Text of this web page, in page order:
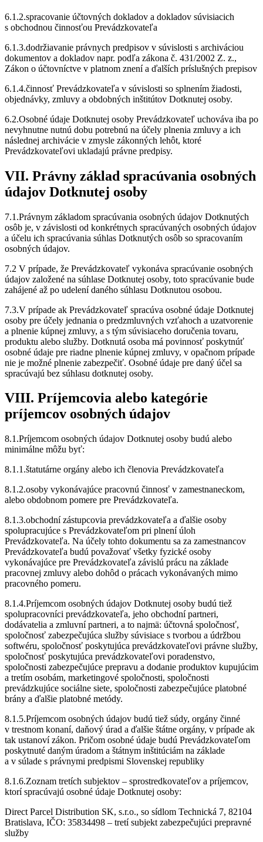
6.1.2.spracovanie účtovných dokladov a dokladov súvisiacich
s obchodnou činnosťou Prevádzkovateľa
6.1.3.dodržiavanie právnych predpisov v súvislosti s archiváciou
dokumentov a dokladov napr. podľa zákona č. 431/2002 Z. z.,
Zákon o účtovníctve v platnom znení a ďalších príslušných prepisov
6.1.4.činnosť Prevádzkovateľa v súvislosti so splnením žiadosti,
objednávky, zmluvy a obdobných inštitútov Dotknutej osoby.
6.2.Osobné údaje Dotknutej osoby Prevádzkovateľ uchováva iba po
nevyhnutne nutnú dobu potrebnú na účely plnenia zmluvy a ich
následnej archivácie v zmysle zákonných lehôt, ktoré
Prevádzkovateľovi ukladajú právne predpisy.
VII. Právny základ spracúvania osobných
údajov Dotknutej osoby
7.1.Právnym základom spracúvania osobných údajov Dotknutých
osôb je, v závislosti od konkrétnych spracúvaných osobných údajov
a účelu ich spracúvania súhlas Dotknutých osôb so spracovaním
osobných údajov.
7.2 V prípade, že Prevádzkovateľ vykonáva spracúvanie osobných
údajov založené na súhlase Dotknutej osoby, toto spracúvanie bude
zahájené až po udelení daného súhlasu Dotknutou osobou.
7.3.V prípade ak Prevádzkovateľ spracúva osobné údaje Dotknutej
osoby pre účely jednania o predzmluvných vzťahoch a uzatvorenie
a plnenie kúpnej zmluvy, a s tým súvisiaceho doručenia tovaru,
produktu alebo služby. Dotknutá osoba má povinnosť poskytnúť
osobné údaje pre riadne plnenie kúpnej zmluvy, v opačnom prípade
nie je možné plnenie zabezpečiť. Osobné údaje pre daný účel sa
spracúvajú bez súhlasu dotknutej osoby.
VIII. Príjemcovia alebo kategórie
príjemcov osobných údajov
8.1.Príjemcom osobných údajov Dotknutej osoby budú alebo
minimálne môžu byť:
8.1.1.štatutárne orgány alebo ich členovia Prevádzkovateľa
8.1.2.osoby vykonávajúce pracovnú činnosť v zamestnaneckom,
alebo obdobnom pomere pre Prevádzkovateľa.
8.1.3.obchodní zástupcovia prevádzkovateľa a ďalšie osoby
spolupracujúce s Prevádzkovateľom pri plnení úloh
Prevádzkovateľa. Na účely tohto dokumentu sa za zamestnancov
Prevádzkovateľa budú považovať všetky fyzické osoby
vykonávajúce pre Prevádzkovateľa závislú prácu na základe
pracovnej zmluvy alebo dohôd o prácach vykonávaných mimo
pracovného pomeru.
8.1.4.Príjemcom osobných údajov Dotknutej osoby budú tiež
spolupracovníci prevádzkovateľa, jeho obchodní partneri,
dodávatelia a zmluvní partneri, a to najmä: účtovná spoločnosť,
spoločnosť zabezpečujúca služby súvisiace s tvorbou a údržbou
softwéru, spoločnosť poskytujúca prevádzkovateľovi právne služby,
spoločnosť poskytujúca prevádzkovateľovi poradenstvo,
spoločnosti zabezpečujúce prepravu a dodanie produktov kupujúcim
a tretím osobám, marketingové spoločnosti, spoločnosti
prevádzkujúce sociálne siete, spoločnosti zabezpečujúce platobné
brány a ďalšie platobné metódy.
8.1.5.Príjemcom osobných údajov budú tiež súdy, orgány činné
v trestnom konaní, daňový úrad a ďalšie štátne orgány, v prípade ak
tak ustanoví zákon. Pričom osobné údaje budú Prevádzkovateľom
poskytnuté daným úradom a štátnym inštitúciám na základe
a v súlade s právnymi predpismi Slovenskej republiky
8.1.6.Zoznam tretích subjektov – sprostredkovateľov a príjemcov,
ktorí spracúvajú osobné údaje Dotknutej osoby:
Direct Parcel Distribution SK, s.r.o., so sídlom Technická 7, 82104
Bratislava, IČO: 35834498 – tretí subjekt zabezpečujúci prepravné
služby